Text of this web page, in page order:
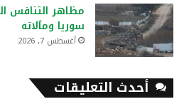
مظاهر التنافس
سوريا ومآلاته
أغسطس 7, 2026
أحدث التعليقات